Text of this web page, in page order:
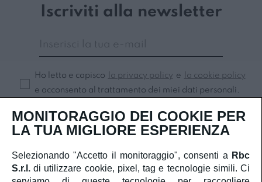
Iscriviti alla newsletter
Ho letto e capisco la privacy policy e
la cookie policy
e acconsento al trattamento dei miei dati personali.
Iscriviti
SERVIZIO CLIENTI
MONITORAGGIO DEI COOKIE PER
LA TUA MIGLIORE ESPERIENZA
Selezionando "Accetto il monitoraggio", consenti a Rbc
S.r.l. di utilizzare cookie, pixel, tag e tecnologie simili. Ci